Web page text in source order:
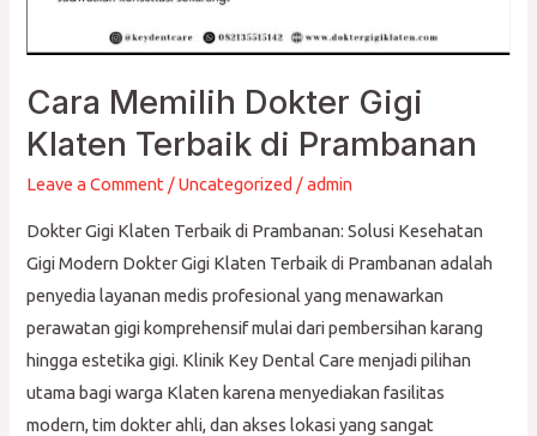
Cara Memilih Dokter Gigi
Klaten Terbaik di Prambanan
Leave a Comment /Uncategorized /admin
Dokter Gigi Klaten Terbaik di Prambanan: Solusi Kesehatan
Gigi Modern Dokter Gigi Klaten Terbaik di Prambanan adalah
penyedia layanan medis profesional yang menawarkan
perawatan gigi komprehensif mulai dari pembersihan karang
hingga estetika gigi. Klinik Key Dental Care menjadi pilihan
utama bagi warga Klaten karena menyediakan fasilitas
modern, tim dokter ahli, dan akses lokasi yang sangat